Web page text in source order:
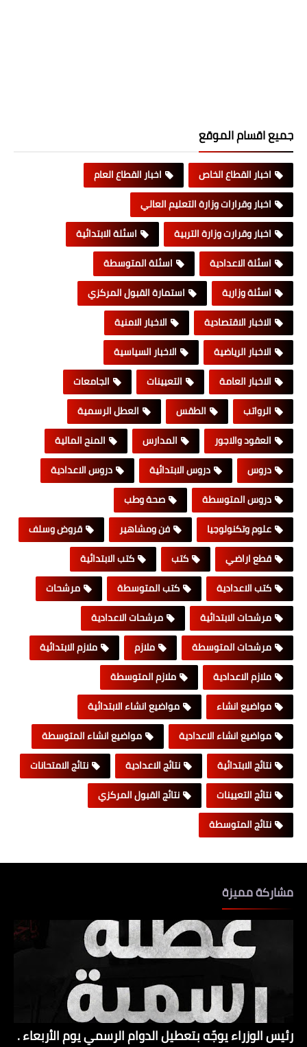
جميع اقسام الموقع
اخبار القطاع الخاص
اخبار القطاع العام
اخبار وقرارات وزارة التعليم العالي
اخبار وقرارت وزارة التربية
اسئلة الابتدائية
اسئلة الاعدادية
اسئلة المتوسطة
اسئلة وزارية
استمارة القبول المركزي
الاخبار الاقتصادية
الاخبار الامنية
الاخبار الرياضية
الاخبار السياسية
الاخبار العامة
التعيينات
الجامعات
الرواتب
الطقس
العطل الرسمية
العقود والاجور
المدارس
المنح المالية
دروس
دروس الابتدائية
دروس الاعدادية
دروس المتوسطة
صحة وطب
علوم وتكنولوجيا
فن ومشاهير
قروض وسلف
قطع اراضي
كتب
كتب الابتدائية
كتب الاعدادية
كتب المتوسطة
مرشحات
مرشحات الابتدائية
مرشحات الاعدادية
مرشحات المتوسطة
ملازم
ملازم الابتدائية
ملازم الاعدادية
ملازم المتوسطة
مواضيع انشاء
مواضيع انشاء الابتدائية
مواضيع انشاء الاعدادية
مواضيع انشاء المتوسطة
نتائج الابتدائية
نتائج الاعدادية
نتائج الامتحانات
نتائج التعيينات
نتائج القبول المركزي
نتائج المتوسطة
مشاركة مميزة
رئيس الوزراء يوجّه بتعطيل الدوام الرسمي يوم الأربعاء .